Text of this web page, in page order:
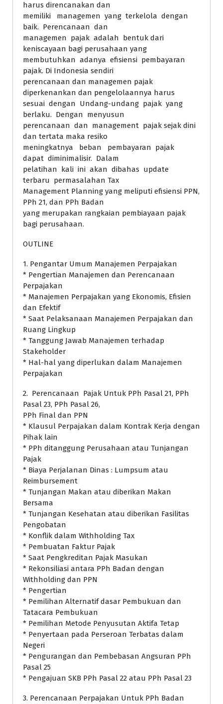
harus direncanakan dan
memiliki managemen yang terkelola dengan
baik. Perencanaan dan
managemen pajak adalah bentuk dari
keniscayaan bagi perusahaan yang
membutuhkan adanya efisiensi pembayaran
pajak. Di Indonesia sendiri
perencanaan dan managemen pajak
diperkenankan dan pengelolaannya harus
sesuai dengan Undang-undang pajak yang
berlaku. Dengan menyusun
perencanaan dan management pajak sejak dini
dan tertata maka resiko
meningkatnya beban pembayaran pajak
dapat diminimalisir. Dalam
pelatihan kali ini akan dibahas update
terbaru permasalahan Tax
Management Planning yang meliputi efisiensi PPN,
PPh 21, dan PPh Badan
yang merupakan rangkaian pembiayaan pajak
bagi perusahaan.
OUTLINE
1. Pengantar Umum Manajemen Perpajakan
* Pengertian Manajemen dan Perencanaan
Perpajakan
* Manajemen Perpajakan yang Ekonomis, Efisien
dan Efektif
* Saat Pelaksanaan Manajemen Perpajakan dan
Ruang Lingkup
* Tanggung Jawab Manajemen terhadap
Stakeholder
* Hal-hal yang diperlukan dalam Manajemen
Perpajakan
2. Perencanaan Pajak Untuk PPh Pasal 21, PPh
Pasal 23, PPh Pasal 26,
PPh Final dan PPN
* Klausul Perpajakan dalam Kontrak Kerja dengan
Pihak lain
* PPh ditanggung Perusahaan atau Tunjangan
Pajak
* Biaya Perjalanan Dinas : Lumpsum atau
Reimbursement
* Tunjangan Makan atau diberikan Makan
Bersama
* Tunjangan Kesehatan atau diberikan Fasilitas
Pengobatan
* Konflik dalam Withholding Tax
* Pembuatan Faktur Pajak
* Saat Pengkreditan Pajak Masukan
* Rekonsiliasi antara PPh Badan dengan
Withholding dan PPN
* Pengertian
* Pemilihan Alternatif dasar Pembukuan dan
Tatacara Pembukuan
* Pemilihan Metode Penyusutan Aktifa Tetap
* Penyertaan pada Perseroan Terbatas dalam
Negeri
* Pengurangan dan Pembebasan Angsuran PPh
Pasal 25
* Pengajuan SKB PPh Pasal 22 atau PPh Pasal 23
3. Perencanaan Perpajakan Untuk PPh Badan